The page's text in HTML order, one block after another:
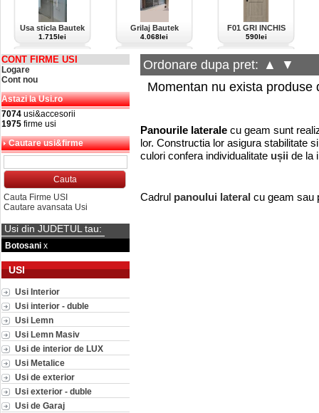
Usa sticla Bautek
1.715lei
Grilaj Bautek
4.068lei
F01 GRI INCHIS
590lei
CONT FIRME USI
Logare
Cont nou
Astazi la Usi.ro
7074 usi&accesorii
1975 firme usi
Cautare usi&firme
Cauta Firme USI
Cautare avansata Usi
Usi din JUDETUL tau:
Botosani x
USI
Usi Interior
Usi interior - duble
Usi Lemn
Usi Lemn Masiv
Usi de interior de LUX
Usi Metalice
Usi de exterior
Usi exterior - duble
Usi de Garaj
Ordonare dupa pret: ▲
▼
Momentan nu exista produse
Panourile laterale cu geam sunt
lor. Constructia lor asigura stabilitate
culori confera individualitate ușii de la
Cadrul panoului lateral cu geam sau